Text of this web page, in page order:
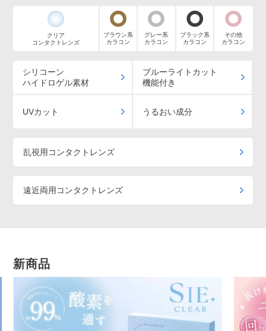
クリア
コンタクトレンズ
ブラウン系
カラコン
グレー系
カラコン
ブラック系
カラコン
その他
カラコン
シリコーン
ハイドロゲル素材
ブルーライトカット
機能付き
UVカット うるおい成分
乱視用コンタクトレンズ
遠近両用コンタクトレンズ
新商品